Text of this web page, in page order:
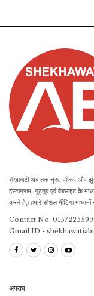
शेखावाटी अब तक चूरू, सीकर और
इंस्टाग्राम, यूट्यूब एवं वेबसाइट के
करने हेतु हमारे सोशल मीडिया
Contact No.
Gmail ID -
अपराध